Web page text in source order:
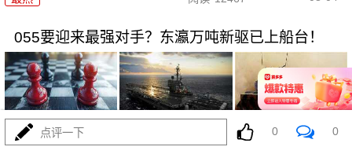
055要迎来最强对手？东瀛万吨新驱已上船台！
最热 阅读 11328 08-04
点评一下 0 0